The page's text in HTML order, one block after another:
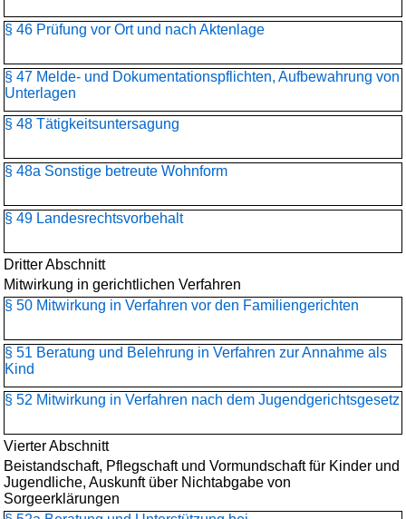
§ 46 Prüfung vor Ort und nach Aktenlage
§ 47 Melde- und Dokumentationspflichten, Aufbewahrung von
Unterlagen
§ 48 Tätigkeitsuntersagung
§ 48a Sonstige betreute Wohnform
§ 49 Landesrechtsvorbehalt
Dritter Abschnitt
Mitwirkung in gerichtlichen Verfahren
§ 50 Mitwirkung in Verfahren vor den Familiengerichten
§ 51 Beratung und Belehrung in Verfahren zur Annahme als
Kind
§ 52 Mitwirkung in Verfahren nach dem Jugendgerichtsgesetz
Vierter Abschnitt
Beistandschaft, Pflegschaft und Vormundschaft für Kinder und
Jugendliche, Auskunft über Nichtabgabe von
Sorgeerklärungen